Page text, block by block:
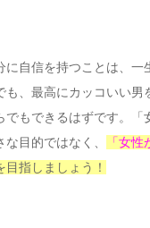
に自信を持つことは、一
も、最高にカッコいい男
でもできるはずです。「
目的ではなく、
「女
目指しましょう！